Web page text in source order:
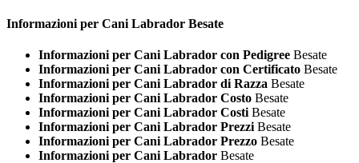
Informazioni per Cani Labrador Besate
Informazioni per Cani Labrador con Pedigree Besate
Informazioni per Cani Labrador con Certificato Besate
Informazioni per Cani Labrador di Razza Besate
Informazioni per Cani Labrador Costo Besate
Informazioni per Cani Labrador Costi Besate
Informazioni per Cani Labrador Prezzi Besate
Informazioni per Cani Labrador Prezzo Besate
Informazioni per Cani Labrador Besate